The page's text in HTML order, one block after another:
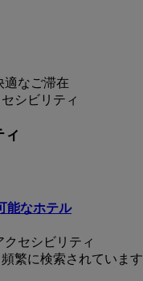
適なご滞在
セシビリティ
能なホテル
クセシビリティ
頻繁に検索されています